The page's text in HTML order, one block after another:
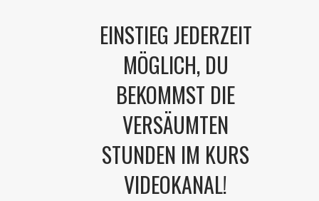
EINSTIEG JEDERZEIT
MÖGLICH, DU
BEKOMMST DIE
VERSÄUMTEN
STUNDEN IM KURS
VIDEOKANAL!